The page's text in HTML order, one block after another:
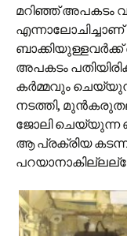
മറിഞ്ഞ് അപകടം
ബാക്കിയുള്ളവര്‍ക്ക്
അപകടം
കര്‍മ്മവും
നടത്തി,
ജോലി ചെയ്യുന്ന
ആ പ്രക്രിയ